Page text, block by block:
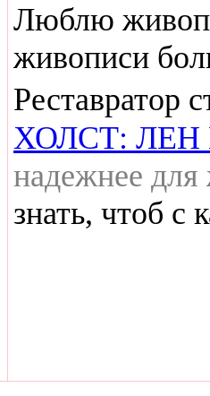
Люблю
живописи
Реставратор
ХОЛСТ:
надежнее
знать, чтоб с